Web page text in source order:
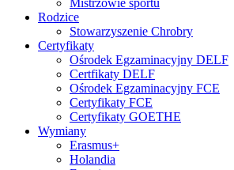
Mistrzowie sportu
Rodzice
Stowarzyszenie Chrobry
Certyfikaty
Ośrodek Egzaminacyjny DELF
Certfikaty DELF
Ośrodek Egzaminacyjny FCE
Certyfikaty FCE
Certyfikaty GOETHE
Wymiany
Erasmus+
Holandia